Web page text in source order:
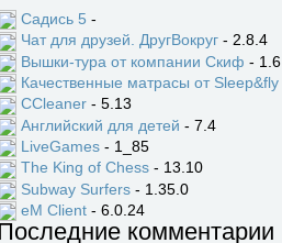
Садись 5 -
Чат для друзей. ДругВокруг - 2.8.4
Вышки-тура от компании Скиф - 1.6
Качественные матрасы от Sleep&fly
CCleaner - 5.13
Английский для детей - 7.4
LiveGames - 1_85
The King of Chess - 13.10
Subway Surfers - 1.35.0
eM Client - 6.0.24
комментарии